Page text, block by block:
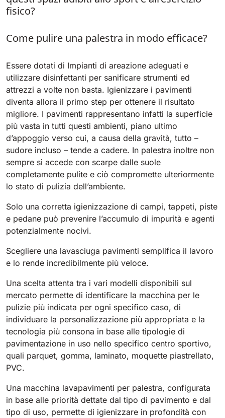
810 mm 3645 m²/h
Lavapavimenti uomo a bordo
E65
650 mm 3900 m²/h
E75
760 mm 4560 m²/h
E83
830 mm
E85
E100
1000 mm 7500 m²/h
E110-D
Bull 200
2100 mm 29400 m²/h
fisico?
Come pulire una palestra in modo efficace?
Essere dotati di Impianti di areazione adeguati e
utilizzare disinfettanti per sanificare strumenti ed
attrezzi a volte non basta. Igienizzare i pavimenti
diventa allora il primo step per ottenere il risultato
migliore. I pavimenti rappresentano infatti la superficie
più vasta in tutti questi ambienti, piano ultimo
d’appoggio verso cui, a causa della gravità, tutto –
sudore incluso – tende a cadere. In palestra inoltre non
sempre si accede con scarpe dalle suole
completamente pulite e ciò compromette ulteriormente
lo stato di pulizia dell’ambiente.
Solo una corretta igienizzazione di campi, tappeti, piste
e pedane può prevenire l’accumulo di impurità e agenti
potenzialmente nocivi.
Scegliere una lavasciuga pavimenti semplifica il lavoro
e lo rende incredibilmente più veloce.
Una scelta attenta tra i vari modelli disponibili sul
mercato permette di identificare la macchina per le
pulizie più indicata per ogni specifico caso, di
individuare la personalizzazione più appropriata e la
tecnologia più consona in base alle tipologie di
pavimentazione in uso nello specifico centro sportivo,
quali parquet, gomma, laminato, moquette piastrellato,
PVC.
Una macchina lavapavimenti per palestra, configurata
in base alle priorità dettate dal tipo di pavimento e dal
tipo di uso, permette di igienizzare in profondità con